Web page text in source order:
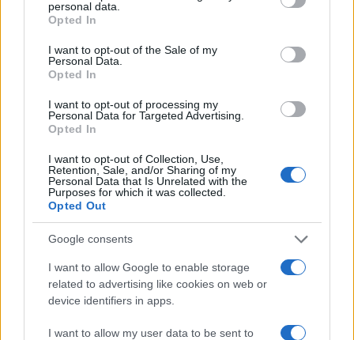
personal data.
Opted In
I want to opt-out of the Sale of my
Personal Data.
Opted In
I want to opt-out of processing my
Personal Data for Targeted Advertising.
Opted In
I want to opt-out of Collection, Use,
Retention, Sale, and/or Sharing of my
Personal Data that Is Unrelated with the
Purposes for which it was collected.
Opted Out
Google consents
I want to allow Google to enable storage
related to advertising like cookies on web or
device identifiers in apps.
I want to allow my user data to be sent to
“Ci sono dossier su tutti”. L’allarme
di Paolo Mieli: di chi parla?
Quarta Repubblica
24 Settembre 2024, 16:00